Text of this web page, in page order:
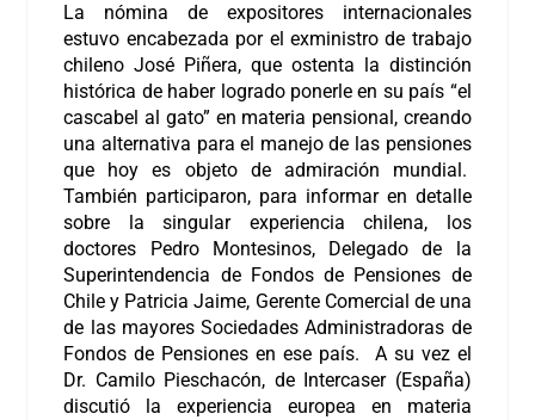
La nómina de expositores internacionales
estuvo encabezada por el exministro de trabajo
chileno José Piñera, que ostenta la distinción
histórica de haber logrado ponerle en su país “el
cascabel al gato” en materia pensional, creando
una alternativa para el manejo de las pensiones
que hoy es objeto de admiración mundial.
También participaron, para informar en detalle
sobre la singular experiencia chilena, los
doctores Pedro Montesinos, Delegado de la
Superintendencia de Fondos de Pensiones de
Chile y Patricia Jaime, Gerente Comercial de una
de las mayores Sociedades Administradoras de
Fondos de Pensiones en ese país. A su vez el
Dr. Camilo Pieschacón, de Intercaser (España)
discutió la experiencia europea en materia